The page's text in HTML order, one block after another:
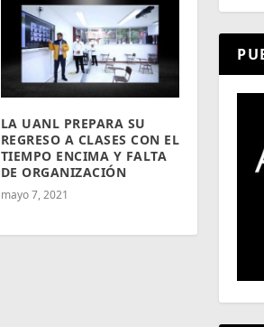
LA UANL PREPARA SU
REGRESO A CLASES CON EL
TIEMPO ENCIMA Y FALTA
DE ORGANIZACIÓN
mayo 7, 2021